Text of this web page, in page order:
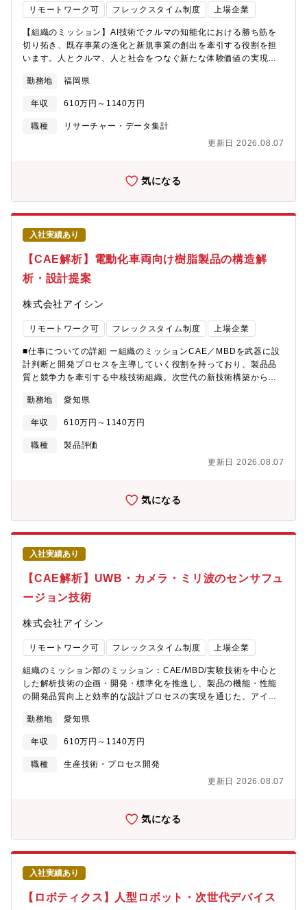
EV/HV用ギヤ加工に関わる開発業務 （高速化、生産性向上、高
精度化、新工法など）Office(Excel、PowerPoint)、
CAD（2D/3D）、サーボガイド等【語学】●業務での英語使用メ
ール／ほとんどない資料・文書読解／ほとんどない電話会議・商
談／ほとんどない駐在／0
リモートワーク可 フレックスタイム制度 上場企業
【組織のミッション】AI技術でクルマの知能化における勝ち筋を
切り拓き、既存事業の進化と新規事業の創出を牽引する役割を担
います。人とクルマ、人と社会をつなぐ新たな体験価値の実現に
す。【募集背景】人間の脳を忠実に模擬する「脳型AI（スパイキ
ングNN）」で従来困難とされた多層化に取り組み、一般的な深層
NNと遜色のない80層以上でのモデル学習に成功、国内シンポジウ
ムMIRUで優秀賞を受賞しました。さらに脳型AIモデル（SNN）
動作電力も20mW以下で世界最小を達しています。【業務のやり
す。・主体的な行動を重んじる職場で、自らの知識や経験を発揮
いただけます。・国際トップ会議へチャレンジできます。【職務
内容】先端AIのNeuromorphic技術の研究開発を担当いただきま
す。主に、省電力化（脳型コンピューター/AI chip実装、生体模倣
センシング、時系列信号処理、ロボット制御AI）の領域から、適
性に基づき配属を決定します。【具体的な業務内容】【事業優位
性を提供するための、新手法の実用化および課題解決方法の提
案】【新事業を創成するための革新技術の研究】【AIの理論的/実
験的研究】・担当テーマに関する研究開発業務（文献・他社調
など）・研究開発に伴う成果物（技術報告書発行、特許出願、学
会発表、論文誌投稿など）・国内外の大学、研究機関、外部企業
との連携・社内協業部門との連携【語学】TOEIC700点以上を歓
す）●業務での英語使用メール／時々ある資料・文書読解／頻繁に
ある電話会議・商談／時々ある
勤務地 福岡県
年収 610万円～1140万円
職種
リサーチャー・データ集計
更新日 2026.08.07
気になる
入社実績あり
【CAE解析】電動化車両向け樹脂製品の構造解
析・設計提案
株式会社アイシン
リモートワーク可 フレックスタイム制度 上場企業
■仕事についての詳細 ー組織のミッションCAE／MBDを武器に設
計判断と開発プロセスを主導していく役割を持っており、製品品
質と競争力を牽引する中核技術組織。次世代の新技術構築から、
景電動化・水素社会が進む中で、製品の樹脂化・薄肉化・複雑化
が急速に進んでいます。一方で、樹脂部品は温度依存性や繊維配
向による異方性の影響で設計判断の難易度が年々上昇してきてい
ます。現在当部署では、生技部門と連携し、樹脂流動解析から繊
開発で使いこなし、提案力へ昇華させる樹脂CAEの専門人材が不
に、次世代電動化製品の設計・顧客提案に関わる体制を強化する
ための戦略的採用です。■業務のやりがい解析評価に留まらず、設
計への形状変更案・構造提案まで踏み込めるポジションです。電
動化・燃料電池分野の難易度が高いテーマに挑め、エンジニアと
して技術、知識を高めることができる。流動解析結果を活かし繊
維配向を考慮した構造解析に関われる点は、今後の樹脂開発にお
いて大きな強みです。設計・評価・生技など社内関連部署だけで
なく、樹脂メーカとも連携し、CAEと実機の差分を埋めながら、
量産成立まで見据えた開発に携われます。■職務内容次世代電動化
務内容CAE使用ツール：Abaqus、Nastran、CAEFatigue など熱
マネジメント関連、燃料電池関連の樹脂製品を対象に、メインは
疲労強度、剛性評価（繊維配向・温度依存考慮）ですが、振動、
きます。また、解析結果を基にした設計提案、設計レビュー、精
度向上の為の評価などCAE中心に設計、評価の知識も身に付けて
頂きます。製品開発業務では、関連部署(設計、評価、生技等)との
打合せや報告、客先(車両メーカ)との打合せや報告も行います。
勤務地 愛知県
年収 610万円～1140万円
職種
製品評価
更新日 2026.08.07
気になる
入社実績あり
【CAE解析】UWB・カメラ・ミリ波のセンサフュ
ージョン技術
株式会社アイシン
リモートワーク可 フレックスタイム制度 上場企業
組織のミッション部のミッション：CAE/MBD/実験技術を中心と
した解析技術の企画・開発・標準化を推進し、製品の機能・性能
の開発品質向上と効率的な設計プロセスの実現を通じた、アイシ
分野を中心に、必要となるシミュレーション環境の理想像を描
き、モデル・アルゴリズム・解析環境を自ら構築・高度化するこ
とで、製品開発の効率化、性能向上、付加価値創出を継続的に実
現。募集背景同社では、移動の快適性を高める取り組みの一つと
全・安心性や快適性といった新しい価値を実現するため、UWB/カ
況を高度に認識するセンサフュージョン技術の重要性が高まって
います。一方で、こうした高度化に伴い、実車評価だけに依存し
た開発・検証では、評価工数や開発期間が増大する課題も顕在化
しています。当部ではセンサシミュレーション技術開発によって
この課題解決を主導できるメンバーを募集しています。業務のや
りがいシミュレーション構築から活用まで一連のプロセスに携わ
ることができ、実製品開発に直結していることが実感できます。
「解析するだけ」ではなく、「設計プロセスで使われるシミュレ
勤務地 愛知県
年収 610万円～1140万円
職種
生産技術・プロセス開発
更新日 2026.08.07
気になる
入社実績あり
【ロボティクス】人型ロボット・次世代デバイス